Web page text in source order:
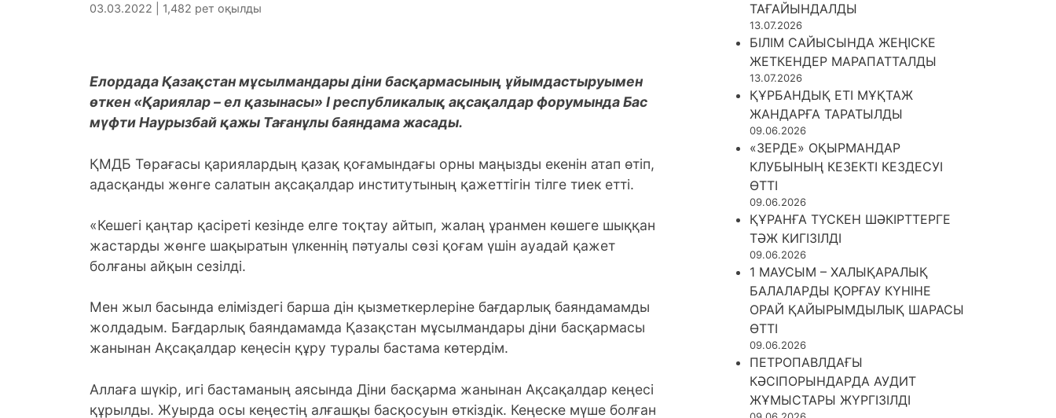
03.03.2022 | 1,482 рет оқылды
Елордада Қазақстан мұсылмандары діни басқармасының ұйымдастыруымен
өткен «Қариялар – ел қазынасы» І республикалық ақсақалдар форумында Бас
мүфти Наурызбай қажы Тағанұлы баяндама жасады.
ҚМДБ Төрағасы қариялардың қазақ қоғамындағы орны маңызды екенін атап өтіп,
адасқанды жөнге салатын ақсақалдар институтының қажеттігін тілге тиек етті.
«Кешегі қаңтар қасіреті кезінде елге тоқтау айтып, жалаң ұранмен көшеге шыққан
жастарды жөнге шақыратын үлкеннің пәтуалы сөзі қоғам үшін ауадай қажет
болғаны айқын сезілді.
Мен жыл басында еліміздегі барша дін қызметкерлеріне бағдарлық баяндамамды
жолдадым. Бағдарлық баяндамамда Қазақстан мұсылмандары діни басқармасы
жанынан Ақсақалдар кеңесін құру туралы бастама көтердім.
Аллаға шүкір, игі бастаманың аясында Діни басқарма жанынан Ақсақалдар кеңесі
құрылды. Жуырда осы кеңестің алғашқы басқосуын өткіздік. Кеңеске мүше болған
ТАҒАЙЫНДАЛДЫ
13.07.2026
БІЛІМ САЙЫСЫНДА ЖЕҢІСКЕ
ЖЕТКЕНДЕР МАРАПАТТАЛДЫ
13.07.2026
ҚҰРБАНДЫҚ ЕТІ МҰҚТАЖ
ЖАНДАРҒА ТАРАТЫЛДЫ
09.06.2026
«ЗЕРДЕ» ОҚЫРМАНДАР
КЛУБЫНЫҢ КЕЗЕКТІ КЕЗДЕСУІ
ӨТТІ
09.06.2026
ҚҰРАНҒА ТҮСКЕН ШӘКІРТТЕРГЕ
ТӘЖ КИГІЗІЛДІ
09.06.2026
1 МАУСЫМ – ХАЛЫҚАРАЛЫҚ
БАЛАЛАРДЫ ҚОРҒАУ КҮНІНЕ
ОРАЙ ҚАЙЫРЫМДЫЛЫҚ ШАРАСЫ
ӨТТІ
09.06.2026
ПЕТРОПАВЛДАҒЫ
КӘСІПОРЫНДАРДА АУДИТ
ЖҰМЫСТАРЫ ЖҮРГІЗІЛДІ